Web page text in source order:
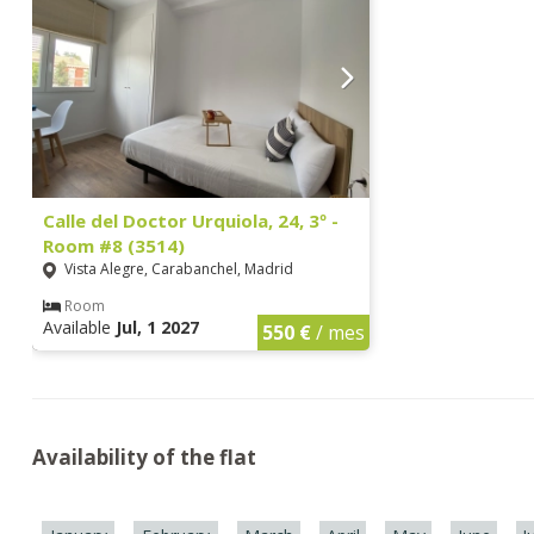
Calle del Doctor Urquiola, 24, 3º -
Room #8 (3514)
Vista Alegre, Carabanchel, Madrid
Room
Available Jul, 1 2027 550 €/ mes
Availability of the flat